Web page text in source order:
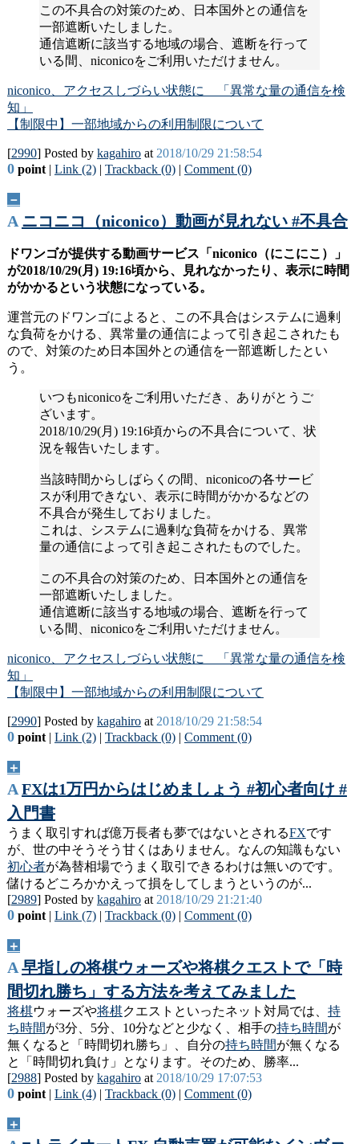
この不具合の対策のため、日本国外との通信を
一部遮断いたしました。
通信遮断に該当する地域の場合、遮断を行って
いる間、niconicoをご利用いただけません。
niconico、アクセスしづらい状態に 「異常な量の通信を検
知」
【制限中】一部地域からの利用制限について
[2990] Posted by kagahiroat 2018/10/29 21:58:54
0point| Link (2)| Trackback (0)| Comment (0)
－
A ニコニコ（niconico）動画が見れない #不具合
ドワンゴが提供する動画サービス「niconico（にこにこ）」
が2018/10/29(月) 19:16頃から、見れなかったり、表示に時間
がかかるという状態になっている。
運営元のドワンゴによると、この不具合はシステムに過剰
な負荷をかける、異常量の通信によって引き起こされたも
ので、対策のため日本国外との通信を一部遮断したとい
う。
いつもniconicoをご利用いただき、ありがとうご
ざいます。
2018/10/29(月) 19:16頃からの不具合について、状
況を報告いたします。
当該時間からしばらくの間、niconicoの各サービ
スが利用できない、表示に時間がかかるなどの
不具合が発生しておりました。
これは、システムに過剰な負荷をかける、異常
量の通信によって引き起こされたものでした。
この不具合の対策のため、日本国外との通信を
一部遮断いたしました。
通信遮断に該当する地域の場合、遮断を行って
いる間、niconicoをご利用いただけません。
niconico、アクセスしづらい状態に 「異常な量の通信を検
知」
【制限中】一部地域からの利用制限について
[2990] Posted by kagahiroat 2018/10/29 21:58:54
0point| Link (2)| Trackback (0)| Comment (0)
＋
A FXは1万円からはじめましょう #初心者向け #
入門書
うまく取引すれば億万長者も夢ではないとされるFXです
が、世の中そうそう甘くはありません。なんの知識もない
初心者が為替相場でうまく取引できるわけは無いのです。
儲けるどころかかえって損をしてしまうというのが...
[2989] Posted by kagahiroat 2018/10/29 21:21:40
0point| Link (7)| Trackback (0)| Comment (0)
＋
A 早指しの将棋ウォーズや将棋クエストで「時
間切れ勝ち」する方法を考えてみました
将棋ウォーズや将棋クエストといったネット対局では、 持
ち時間が3分、5分、10分などと少なく、相手の持ち時間が
無くなると「時間切れ勝ち」、自分の持ち時間が無くなる
と「時間切れ負け」となります。そのため、勝率...
[2988] Posted by kagahiroat 2018/10/29 17:07:53
0point| Link (4)| Trackback (0)| Comment (0)
＋